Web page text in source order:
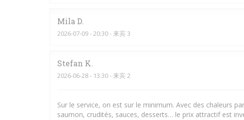
Mila D
2026-07-09- 20:30 - 来宾 3
Stefan K
2026-06-28- 13:30 - 来宾 2
Sur le service, on est sur le minimum. Avec des chaleurs
saumon, crudités, sauces, desserts… le prix attractif est